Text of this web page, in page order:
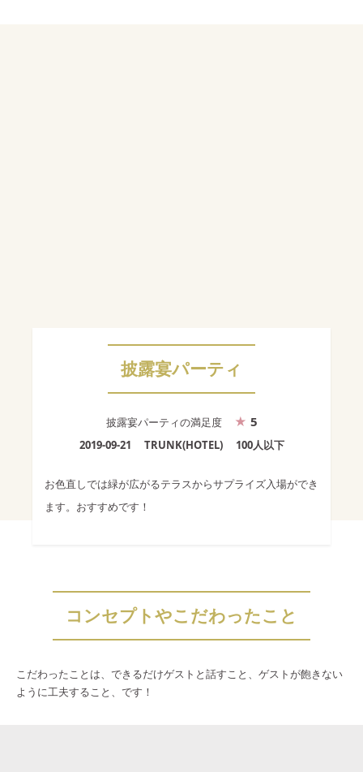
披露宴パーティ
披露宴パーティの満足度 5
2019-09-21 TRUNK(HOTEL) 100人以下
お色直しでは緑が広がるテラスからサプライズ入場ができ
ます。おすすめです！
コンセプトやこだわったこと
こだわったことは、できるだけゲストと話すこと、ゲストが飽きない
ように工夫すること、です！